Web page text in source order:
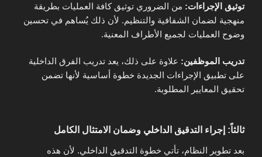
توثيق الإجراءات: من الضروري توثيق كافة العمليات بطريقة
منهجية لضمان الشفافية والتنظيم. لأن ذلك يُساهم في تحسين
وضوح العمليات لجميع الأطراف المعنية.
تدريب الموظفين: علاوة على ذلك، يعد تدريب الفرق الداخلية
على تطبيق الإجراءات الجديدة خطوة أساسية لأنها تضمن
تحقيق المعايير المطلوبة.
ثالثاً: إجراء التدقيق الداخلي وضمان الامتثال الكامل
بعد تطوير النظام، تأتي خطوة التدقيق الداخلي. لأن هذه